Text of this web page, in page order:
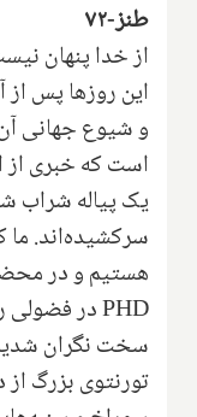
طنز-۷۲
از خدا پنهان
این روزها پس
و شیوع جهانی
است که خبری از
یک پیاله شراب
سرکشیده‌اند.
هستیم و در
PHDدر فضولی
سخت نگران
تورنتوی بزرگ از